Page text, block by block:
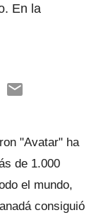
En la
"Avatar" ha
de 1.000
el mundo,
consiguió